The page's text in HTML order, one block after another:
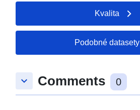
Kvalita
Podobné datasety
keyboard_arrow_down Comments 0